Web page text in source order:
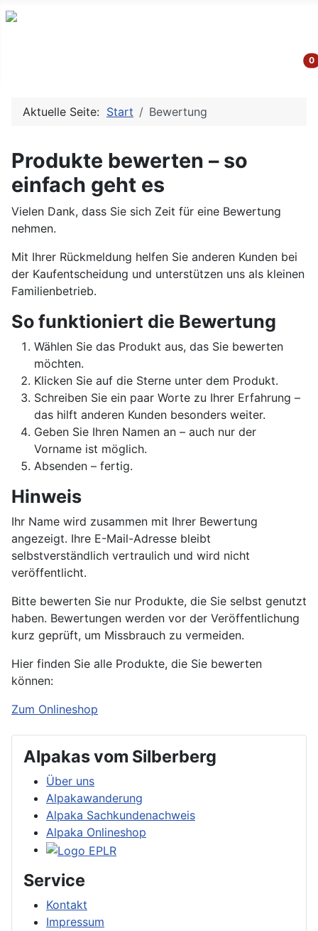
0
Aktuelle Seite: Start Bewertung
Produkte bewerten – so
einfach geht es
Vielen Dank, dass Sie sich Zeit für eine Bewertung
nehmen.
Mit Ihrer Rückmeldung helfen Sie anderen Kunden bei
der Kaufentscheidung und unterstützen uns als kleinen
Familienbetrieb.
So funktioniert die Bewertung
Wählen Sie das Produkt aus, das Sie bewerten
möchten.
Klicken Sie auf die Sterne unter dem Produkt.
Schreiben Sie ein paar Worte zu Ihrer Erfahrung –
das hilft anderen Kunden besonders weiter.
Geben Sie Ihren Namen an – auch nur der
Vorname ist möglich.
Absenden – fertig.
Hinweis
Ihr Name wird zusammen mit Ihrer Bewertung
angezeigt. Ihre E-Mail-Adresse bleibt
selbstverständlich vertraulich und wird nicht
veröffentlicht.
Bitte bewerten Sie nur Produkte, die Sie selbst genutzt
haben. Bewertungen werden vor der Veröffentlichung
kurz geprüft, um Missbrauch zu vermeiden.
Hier finden Sie alle Produkte, die Sie bewerten
können:
Zum Onlineshop
Alpakas vom Silberberg
Über uns
Alpakawanderung
Alpaka Sachkundenachweis
Alpaka Onlineshop
Service
Kontakt
Impressum